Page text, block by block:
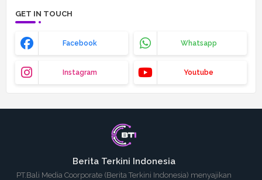
GET IN TOUCH
Facebook Whatsapp
Instagram Youtube
Berita Terkini Indonesia
PT.Bali Media Coorporate (Berita Terkini Indonesia) menyajikan